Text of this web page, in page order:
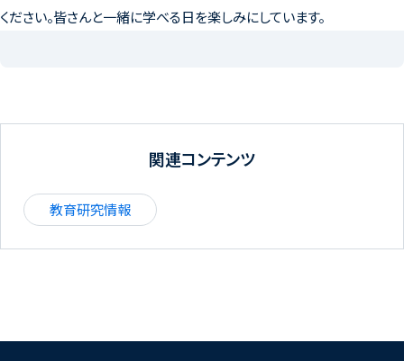
ください。皆さんと一緒に学べる日を楽しみにしています。
関連コンテンツ
教育研究情報